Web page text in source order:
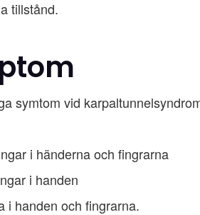
tillstånd.
symtom vid
i händerna och fingrarna
i handen
i handen och fingrarna.